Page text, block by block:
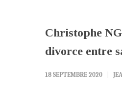
Christophe
divorce entre
18 SEPTEMBRE 2020